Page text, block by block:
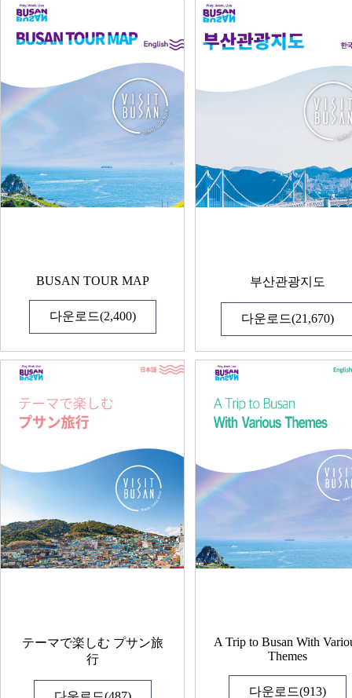
BUSAN TOUR MAP
다운로드(2,400)
부산관광지도
다운로드(21,670)
テーマで楽しむ プサン旅
行
A Trip to Busan With
Themes
다운로드(913)